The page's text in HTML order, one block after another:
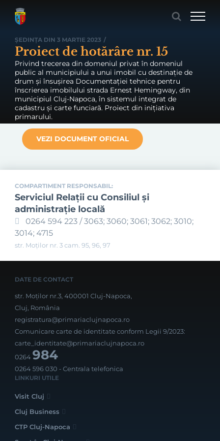
ȘEDINȚA DIN 3 MARTIE 2023 /
Proiect de hotărâre nr. 15
Privind trecerea din domeniul privat în domeniul
public al municipiului a unui imobil cu destinație de
drum și însușirea Documentației tehnice pentru
înscrierea imobilului strada Ernest Hemingway, din
municipiul Cluj-Napoca, în sistemul integrat de
cadastru și carte funciară. Proiect din inițiativa
primarului.
VEZI DOCUMENT OFICIAL
COMPARTIMENT RESPONSABIL:
Serviciul Relaţii cu Consiliul şi
administraţie locală
0264 594 223 / 3063; 3060; 3061; 3062; 3010;
3014; 4715
str. Moților nr. 3 cam. 95, 96, 97
DATE DE CONTACT
str. Moților nr.3, 400001 Cluj-Napoca,
Cluj, România
registratura@primariaclujnapoca.ro
Comunicare carte de identitate conform Legii 9/2023:
carte_identitate@primariaclujnapoca.ro
0264984
0264 596 030 - Centrala telefonica
LINKURI UTILE
Visit Cluj
Cluj Business
CTP Cluj-Napoca